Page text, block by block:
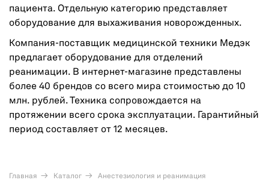
пациента. Отдельную категорию представляет
оборудование для выхаживания новорожденных.
Компания-поставщик медицинской техники Медэк
предлагает оборудование для отделений
реанимации. В интернет-магазине представлены
более 40 брендов со всего мира стоимостью до 10
млн. рублей. Техника сопровождается на
протяжении всего срока эксплуатации. Гарантийный
период составляет от 12 месяцев.
Главная Каталог
Анестезиология и реанимация